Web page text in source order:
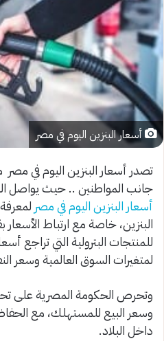
أسعار البنزين اليوم في مصر
تصدر أسعار البنزين اليوم في
جانب المواطنين .. حيث يواصل
أسعار البنزين اليوم في مصر
البنزين، خاصة مع ارتباط الأسعار
للمنتجات البترولية التي تراجع
لمتغيرات السوق العالمية وسعر
وتحرص الحكومة المصرية على
وسعر البيع للمستهلك، مع
داخل البلاد.